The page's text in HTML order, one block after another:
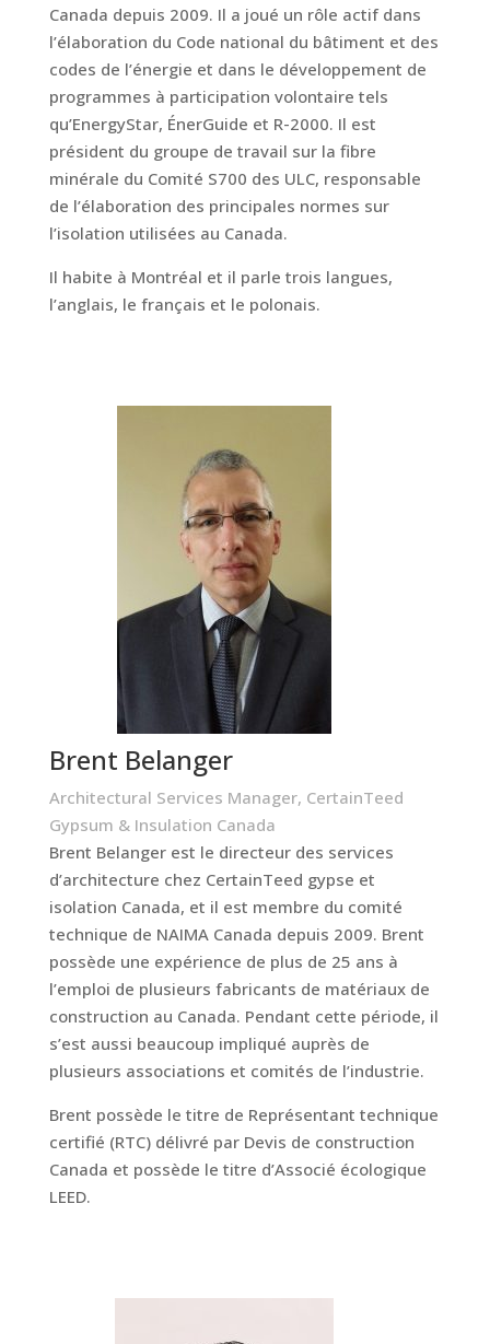
Canada depuis 2009. Il a joué un rôle actif dans
l’élaboration du Code national du bâtiment et des
codes de l’énergie et dans le développement de
programmes à participation volontaire tels
qu’EnergyStar, ÉnerGuide et R-2000. Il est
président du groupe de travail sur la fibre
minérale du Comité S700 des ULC, responsable
de l’élaboration des principales normes sur
l’isolation utilisées au Canada.
Il habite à Montréal et il parle trois langues,
l’anglais, le français et le polonais.
Brent Belanger
Architectural Services Manager, CertainTeed
Gypsum & Insulation Canada
Brent Belanger est le directeur des services
d’architecture chez CertainTeed gypse et
isolation Canada, et il est membre du comité
technique de NAIMA Canada depuis 2009. Brent
possède une expérience de plus de 25 ans à
l’emploi de plusieurs fabricants de matériaux de
construction au Canada. Pendant cette période, il
s’est aussi beaucoup impliqué auprès de
plusieurs associations et comités de l’industrie.
Brent possède le titre de Représentant technique
certifié (RTC) délivré par Devis de construction
Canada et possède le titre d’Associé écologique
LEED.